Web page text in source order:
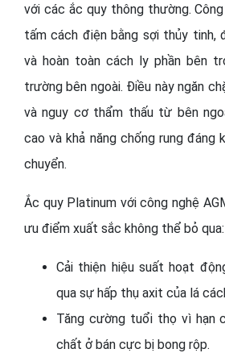
với các ắc quy thông thường.
tấm cách điện bằng sợi thủy tinh,
và hoàn toàn cách ly phần bên
trường bên ngoài. Điều này ngăn
và nguy cơ thẩm thấu từ bên
cao và khả năng chống rung đáng
chuyển.
Ắc quy Platinum với công nghệ
ưu điểm xuất sắc không thể bỏ qua:
Cải thiện hiệu suất hoạt
qua sự hấp thụ axit của lá
Tăng cường tuổi thọ vì hạn
chất ở bán cực bị bong rộp.